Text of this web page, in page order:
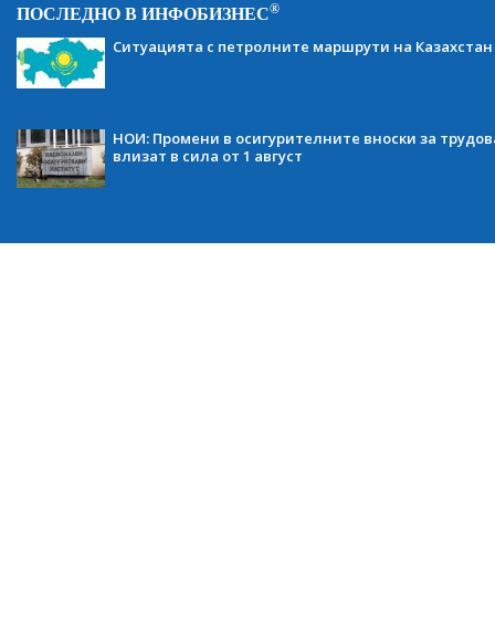
ПОСЛЕДНО В ИНФОБИЗНЕС®
Ситуацията с петролните маршрути на Казахстан
НОИ: Промени в осигурителните вноски за
влизат в сила от 1 август